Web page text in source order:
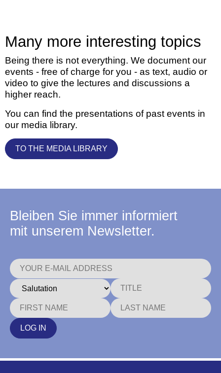
Many more interesting topics
Being there is not everything. We document our
events - free of charge for you - as text, audio or
video to give the lectures and discussions a
higher reach.
You can find the presentations of past events in
our media library.
TO THE MEDIA LIBRARY
Bleiben Sie immer informiert
mit unserem Newsletter.
LOG IN